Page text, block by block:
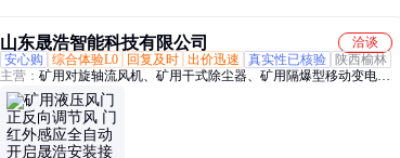
山东晟浩智能科技有限公司
洽谈
安心购
综合体验L0 回复及时 出价迅速 真实性已核验
陕西榆林
主营： 矿用对旋轴流风机、矿用干式除尘器、矿用隔爆型移动变电
站、矿用自动无压风门、气动无压风门、防水密闭门、避难硐室密闭
门、煤矿联锁减压风门、斜井防爆门、立井防爆门、移变高压永磁真
空开关、移变低压保护箱